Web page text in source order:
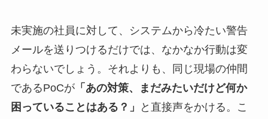
未実施の社員に対して、システムから冷たい警告
メールを送りつけるだけでは、なかなか行動は変
わらないでしょう。それよりも、同じ現場の仲間
であるPoCが「あの対策、まだみたいだけど何か
困っていることはある？」
と直接声をかける。こ